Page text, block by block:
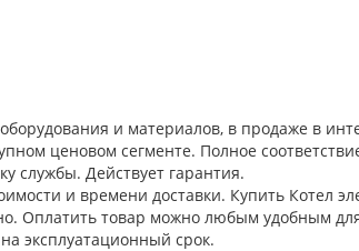
и материалов, в продаже в
ценовом сегменте. Полное
службы. Действует гарантия.
и времени доставки. Купить Котел
Оплатить товар можно любым удобным
эксплуатационный срок.